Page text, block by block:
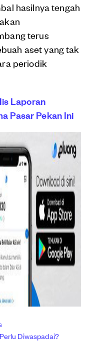
hasilnya tengah
terus
aset yang tak
periodik
Laporan
Pasar Pekan Ini
Diwaspadai?